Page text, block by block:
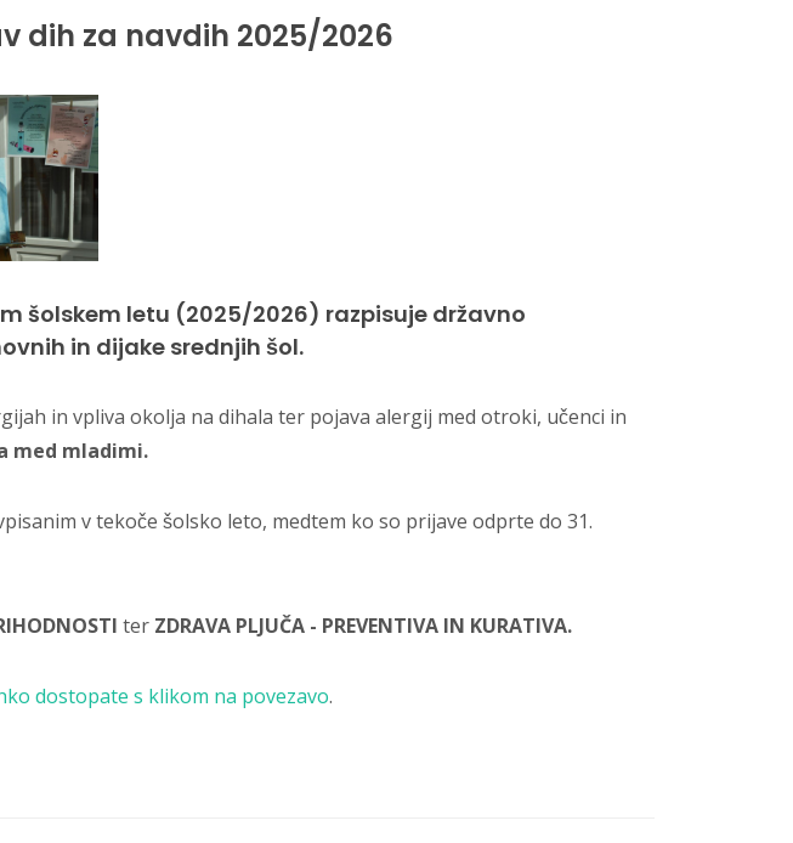
dih za navdih 2025/2026
šolskem letu (2025/2026) razpisuje državno
in dijake srednjih šol.
in vpliva okolja na dihala ter pojava alergij med otroki, učenci in
med mladimi.
v tekoče šolsko leto, medtem ko so prijave odprte do 31.
ter ZDRAVA PLJUČA - PREVENTIVA IN KURATIVA.
dostopate s klikom na povezavo.